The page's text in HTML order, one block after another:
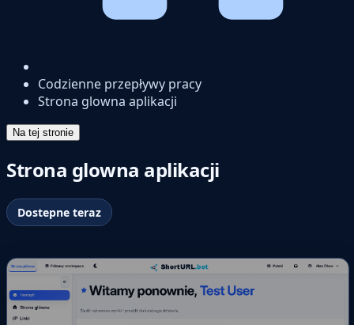
Codzienne przepływy pracy
Strona glowna aplikacji
Na tej stronie
Strona glowna aplikacji
Dostepne teraz